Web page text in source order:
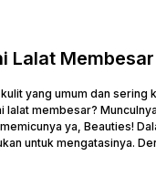
Lalat
yang umum dan
lalat membesar?
ya, Beauties!
untuk mengatasinya.